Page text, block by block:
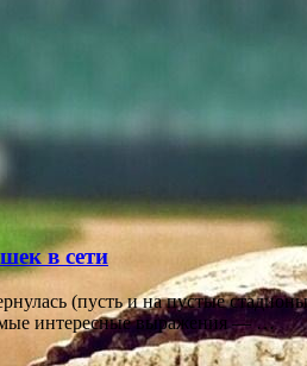
в сети
(пусть и на пустые
интересные выражения — …